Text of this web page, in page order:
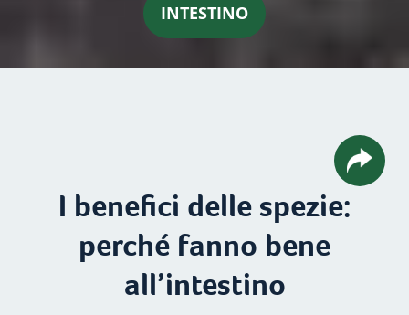
INTESTINO
I benefici delle spezie:
perché fanno bene
all’intestino